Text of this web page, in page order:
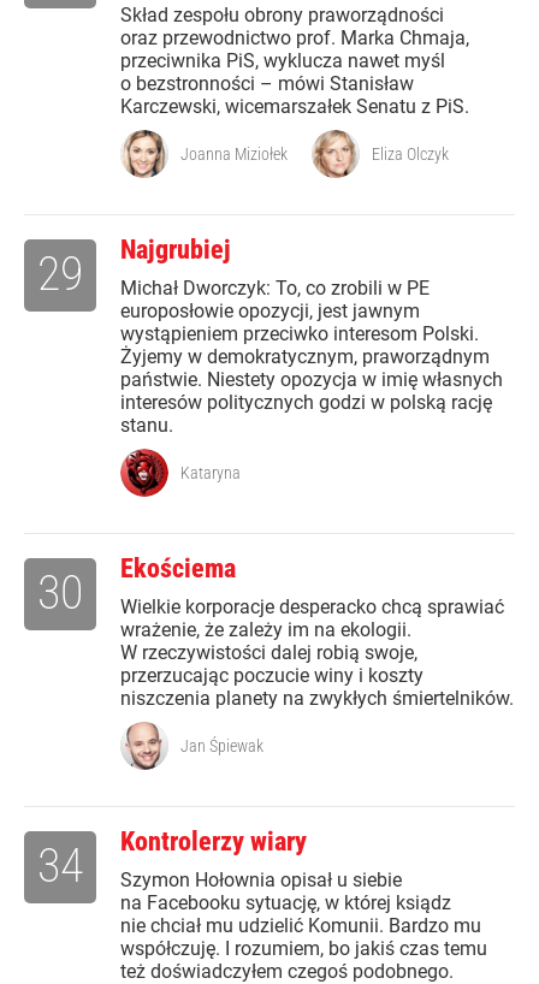
Skład zespołu obrony praworządności
oraz przewodnictwo prof. Marka Chmaja,
przeciwnika PiS, wyklucza nawet myśl
o bezstronności – mówi Stanisław
Karczewski, wicemarszałek Senatu z PiS.
Joanna Miziołek Eliza Olczyk
Najgrubiej
Michał Dworczyk: To, co zrobili w PE
europosłowie opozycji, jest jawnym
wystąpieniem przeciwko interesom Polski.
Żyjemy w demokratycznym, praworządnym
państwie. Niestety opozycja w imię własnych
interesów politycznych godzi w polską rację
stanu.
29
Kataryna
Ekościema
Wielkie korporacje desperacko chcą sprawiać
wrażenie, że zależy im na ekologii.
W rzeczywistości dalej robią swoje,
przerzucając poczucie winy i koszty
niszczenia planety na zwykłych śmiertelników.
30
Jan Śpiewak
Kontrolerzy wiary
Szymon Hołownia opisał u siebie
na Facebooku sytuację, w której ksiądz
nie chciał mu udzielić Komunii. Bardzo mu
współczuję. I rozumiem, bo jakiś czas temu
też doświadczyłem czegoś podobnego.
34